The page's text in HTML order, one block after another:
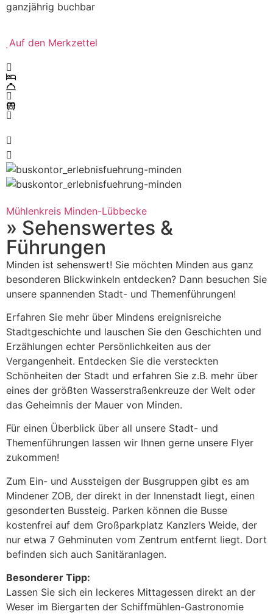
Mühlenkreis Minden-Lübbecke
» Sehenswertes &
Führungen
Minden ist sehenswert! Sie möchten Minden aus ganz
besonderen Blickwinkeln entdecken? Dann besuchen Sie
unsere spannenden Stadt- und Themenführungen!
Erfahren Sie mehr über Mindens ereignisreiche
Stadtgeschichte und lauschen Sie den Geschichten und
Erzählungen echter Persönlichkeiten aus der
Vergangenheit. Entdecken Sie die versteckten
Schönheiten der Stadt und erfahren Sie z.B. mehr über
eines der größten Wasserstraßenkreuze der Welt oder
das Geheimnis der Mauer von Minden.
Für einen Überblick über all unsere Stadt- und
Themenführungen lassen wir Ihnen gerne unsere Flyer
zukommen!
Zum Ein- und Aussteigen der Busgruppen gibt es am
Mindener ZOB, der direkt in der Innenstadt liegt, einen
gesonderten Bussteig. Parken können die Busse
kostenfrei auf dem Großparkplatz Kanzlers Weide, der
nur etwa 7 Gehminuten vom Zentrum entfernt liegt. Dort
befinden sich auch Sanitäranlagen.
Besonderer Tipp:
Lassen Sie sich ein leckeres Mittagessen direkt an der
Weser im Biergarten der Schiffmühlen-Gastronomie
ganzjährig buchbar
Auf den Merkzettel